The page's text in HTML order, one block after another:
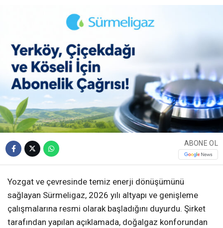
ABONE OL
Yozgat ve çevresinde temiz enerji dönüşümünü
sağlayan Sürmeligaz, 2026 yılı altyapı ve genişleme
çalışmalarına resmi olarak başladığını duyurdu. Şirket
tarafından yapılan açıklamada, doğalgaz konforundan